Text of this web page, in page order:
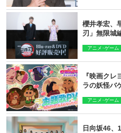
櫻井孝宏、
刃」無限城
アニメ･ゲーム
『映画ク
ラの妖怪バ
アニメ･ゲーム
日向坂46、